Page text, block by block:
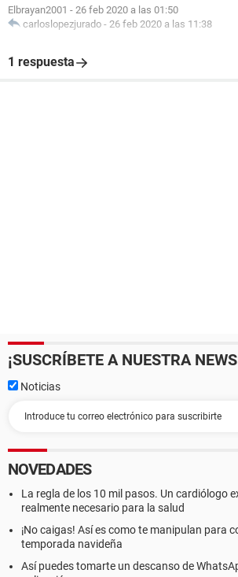
Elbrayan2001 - 26 feb 2020 a las 01:50
carloslopezjurado - 26 feb 2020 a las 11:38
1 respuesta
¡SUSCRÍBETE A NUESTRA
Noticias
NOVEDADES
La regla de los 10 mil pasos. Un cardiólogo
realmente necesario para la salud
¡No caigas! Así es como te manipulan para
temporada navideña
Así puedes tomarte un descanso de